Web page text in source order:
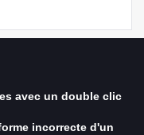
avec un double clic
incorrecte d'un